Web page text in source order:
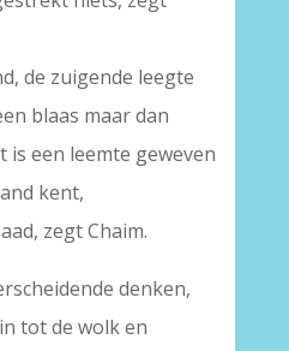
de zuigende leegte
blaas maar dan
een leemte geweven
kent,
zegt Chaim.
denken,
tot de wolk en